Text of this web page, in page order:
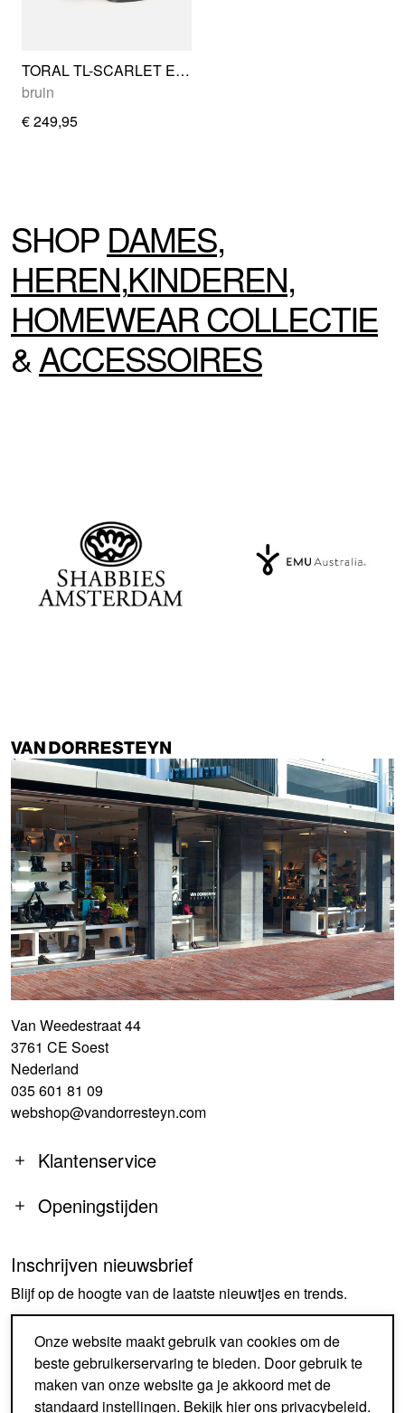
TORAL TL-SCARLET EDGE
bruin
€ 249,95
SHOP DAMES,
HEREN,KINDEREN,
HOMEWEARCOLLECTIE
&ACCESSOIRES
Van Weedestraat 44
3761 CE Soest
Nederland
035 601 81 09
webshop@vandorresteyn.com
Klantenservice
Openingstijden
MA
14:00-18:00
DI-DO
09:30-18:00
ZA
09:30-17:00
ZO
GESLOTEN
Inschrijven nieuwsbrief
Blijf op de hoogte van de laatste nieuwtjes en trends.
AANMELDEN
Onze website maakt gebruik van cookies om de
beste gebruikerservaring te bieden. Door gebruik te
maken van onze website ga je akkoord met de
standaard instellingen. Bekijk hierons privacybeleid.